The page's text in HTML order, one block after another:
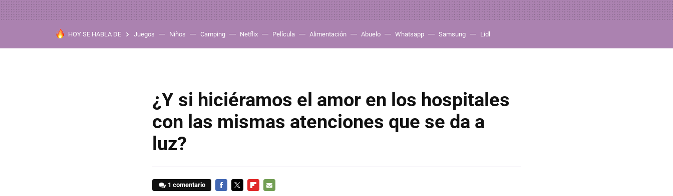
HOY SE HABLA DE Juegos Niños Camping Netflix Película Alimentación Abuelo Whatsapp Samsung Lidl
¿Y si hiciéramos el amor en los hospitales
con las mismas atenciones que se da a
luz?
1 comentario